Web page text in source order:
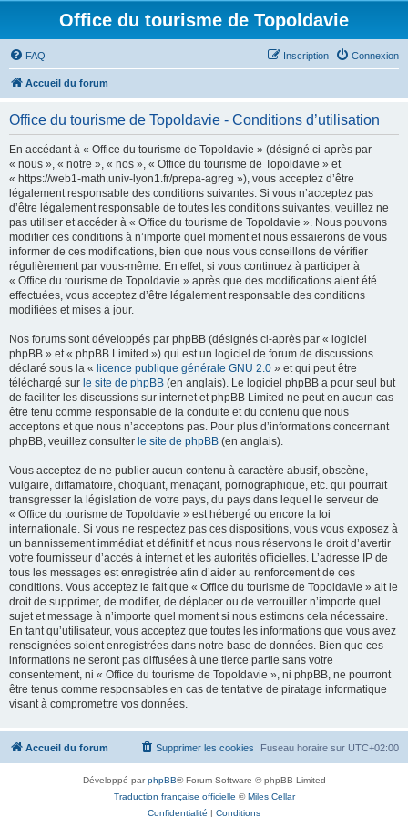
Office du tourisme de Topoldavie
FAQ Connexion
Inscription
Accueil du forum
Office du tourisme de Topoldavie - Conditions d’utilisation
En accédant à « Office du tourisme de Topoldavie » (désigné ci-après par
« nous », « notre », « nos », « Office du tourisme de Topoldavie » et
« https://web1-math.univ-lyon1.fr/prepa-agreg »), vous acceptez d’être
légalement responsable des conditions suivantes. Si vous n’acceptez pas
d’être légalement responsable de toutes les conditions suivantes, veuillez ne
pas utiliser et accéder à « Office du tourisme de Topoldavie ». Nous pouvons
modifier ces conditions à n’importe quel moment et nous essaierons de vous
informer de ces modifications, bien que nous vous conseillons de vérifier
régulièrement par vous-même. En effet, si vous continuez à participer à
« Office du tourisme de Topoldavie » après que des modifications aient été
effectuées, vous acceptez d’être légalement responsable des conditions
modifiées et mises à jour.
Nos forums sont développés par phpBB (désignés ci-après par « logiciel
phpBB » et « phpBB Limited ») qui est un logiciel de forum de discussions
déclaré sous la « licence publique générale GNU 2.0 » et qui peut être
téléchargé sur le site de phpBB (en anglais). Le logiciel phpBB a pour seul but
de faciliter les discussions sur internet et phpBB Limited ne peut en aucun cas
être tenu comme responsable de la conduite et du contenu que nous
acceptons et que nous n’acceptons pas. Pour plus d’informations concernant
phpBB, veuillez consulter le site de phpBB (en anglais).
Vous acceptez de ne publier aucun contenu à caractère abusif, obscène,
vulgaire, diffamatoire, choquant, menaçant, pornographique, etc. qui pourrait
transgresser la législation de votre pays, du pays dans lequel le serveur de
« Office du tourisme de Topoldavie » est hébergé ou encore la loi
internationale. Si vous ne respectez pas ces dispositions, vous vous exposez à
un bannissement immédiat et définitif et nous nous réservons le droit d’avertir
votre fournisseur d’accès à internet et les autorités officielles. L’adresse IP de
tous les messages est enregistrée afin d’aider au renforcement de ces
conditions. Vous acceptez le fait que « Office du tourisme de Topoldavie » ait le
droit de supprimer, de modifier, de déplacer ou de verrouiller n’importe quel
sujet et message à n’importe quel moment si nous estimons cela nécessaire.
En tant qu’utilisateur, vous acceptez que toutes les informations que vous avez
renseignées soient enregistrées dans notre base de données. Bien que ces
informations ne seront pas diffusées à une tierce partie sans votre
consentement, ni « Office du tourisme de Topoldavie », ni phpBB, ne pourront
être tenus comme responsables en cas de tentative de piratage informatique
visant à compromettre vos données.
Accueil du forum Fuseau horaire sur UTC+02:00
Supprimer les cookies
Développé parphpBB® Forum Software © phpBB Limited
Traduction française officielle ©Miles Cellar
Confidentialité | Conditions